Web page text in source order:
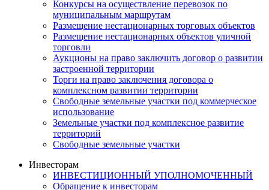
Конкурсы на осуществление перевозок по
муниципальным маршрутам
Размещение нестационарных торговых объектов
Размещение нестационарных объектов уличной
торговли
Аукционы на право заключить договор о развитии
застроенной территории
Торги на право заключения договора о
комплексном развитии территории
Свободные земельные участки под коммерческое
использование
Земельные участки под комплексное развитие
территорий
Свободные земельные участки
Инвесторам
ИНВЕСТИЦИОННЫЙ УПОЛНОМОЧЕННЫЙ
Обращение к инвесторам